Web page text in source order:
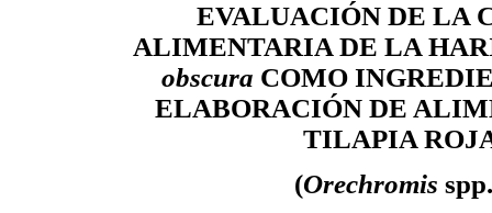
EVALUACIÓN DE LA
ALIMENTARIA DE LA
obscura COMO
ELABORACIÓN DE
TILAPIA
(Orechromis